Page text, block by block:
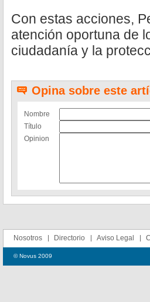
Con estas acciones,
atención oportuna de
ciudadanía y la
Opina sobre este
Nombre
Título
Opinion
Nosotros Directorio Aviso Legal
© Novus 2009